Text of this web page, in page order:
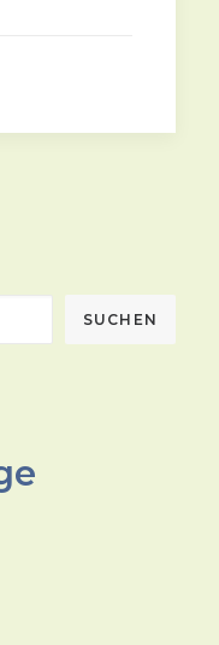
SUCHEN